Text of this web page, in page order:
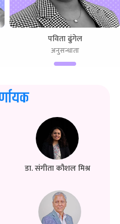
पविता ढुंगेल
अनुसन्धाता
डा. संगीता कौशल मिश्र